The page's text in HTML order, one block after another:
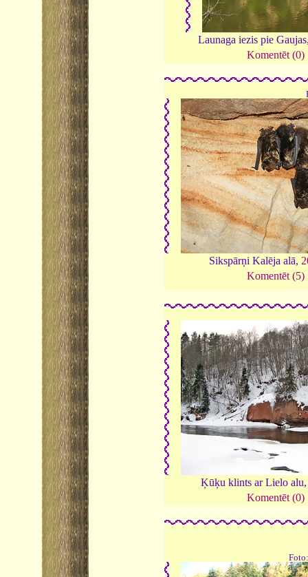
Launaga iezis pie
Komentēt (0)
Sikspārņi Kalēja alā,
Komentēt (5)
Ķūķu klints ar Lielo
Komentēt (0)